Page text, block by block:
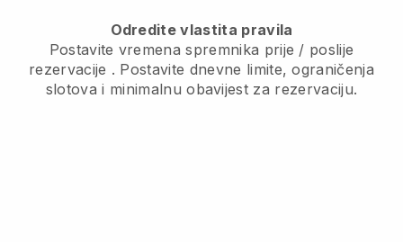
Odredite vlastita pravila
Postavite vremena spremnika prije / poslije
rezervacije . Postavite dnevne limite, ograničenja
slotova i minimalnu obavijest za rezervaciju.